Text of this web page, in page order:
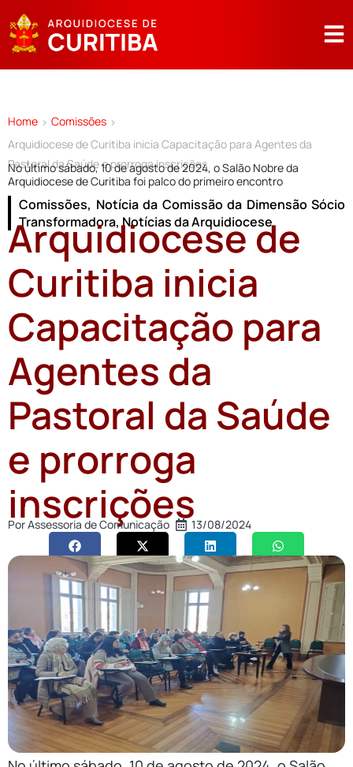
Home > Comissões >
Arquidiocese de Curitiba inicia Capacitação para Agentes da
Pastoral da Saúde e prorroga inscrições
No último sábado, 10 de agosto de 2024, o Salão Nobre da
Arquidiocese de Curitiba foi palco do primeiro encontro
Comissões, Notícia da Comissão da Dimensão Sócio
Transformadora,Notícias da Arquidiocese
Arquidiocese de
Curitiba inicia
Capacitação para
Agentes da
Pastoral da Saúde
e prorroga
inscrições
PorAssessoria de Comunicação 13/08/2024